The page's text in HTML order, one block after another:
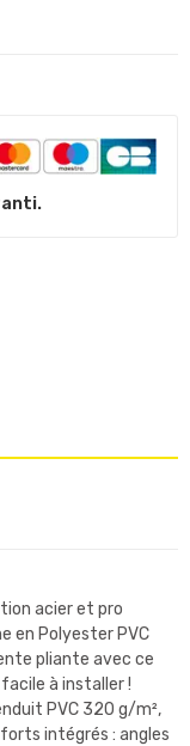
acier et pro
en Polyester PVC
pliante avec ce
à installer !
PVC 320 g/m²,
intégrés : angles